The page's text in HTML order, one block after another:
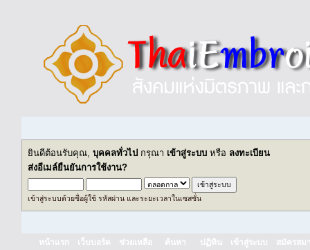
ยินดีต้อนรับคุณ, บุคคลทั่วไป กรุณา เข้าสู่ระบบ หรือ ลงทะเบียน
ส่งอีเมล์ยืนยันการใช้งาน?
เข้าสู่ระบบด้วยชื่อผู้ใช้ รหัสผ่าน และระยะเวลาในเซสชั่น
หน้าแรก เว็บบอร์ด ช่วยเหลือ ค้นหา ปฏิทิน เข้าสู่ระบบ สมัครสม